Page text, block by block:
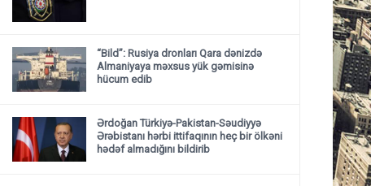
“Bild”: Rusiya dronları Qara dənizdə
Almaniyaya məxsus yük gəmisinə
hücum edib
Ərdoğan Türkiyə-Pakistan-Səudiyyə
Ərəbistanı hərbi ittifaqının heç bir ölkəni
hədəf almadığını bildirib